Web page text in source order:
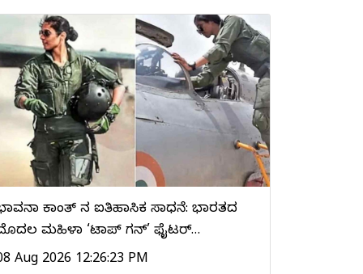
ಕಾಂತ್‌ ನ ಐತಿಹಾಸಿಕ ಸಾಧನೆ: ಭಾರತದ
ಮಹಿಳಾ ‘ಟಾಪ್ ಗನ್’ ಫೈಟರ್…
Aug 2026 12:26:23 PM